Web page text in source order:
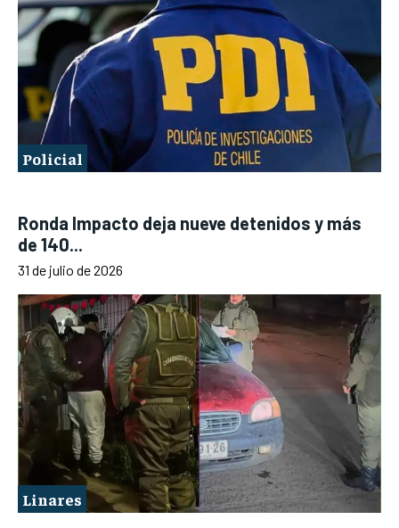
Policial
Ronda Impacto deja nueve detenidos y más
de 140...
31 de julio de 2026
Linares